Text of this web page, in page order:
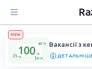
NEW
Вакансії з